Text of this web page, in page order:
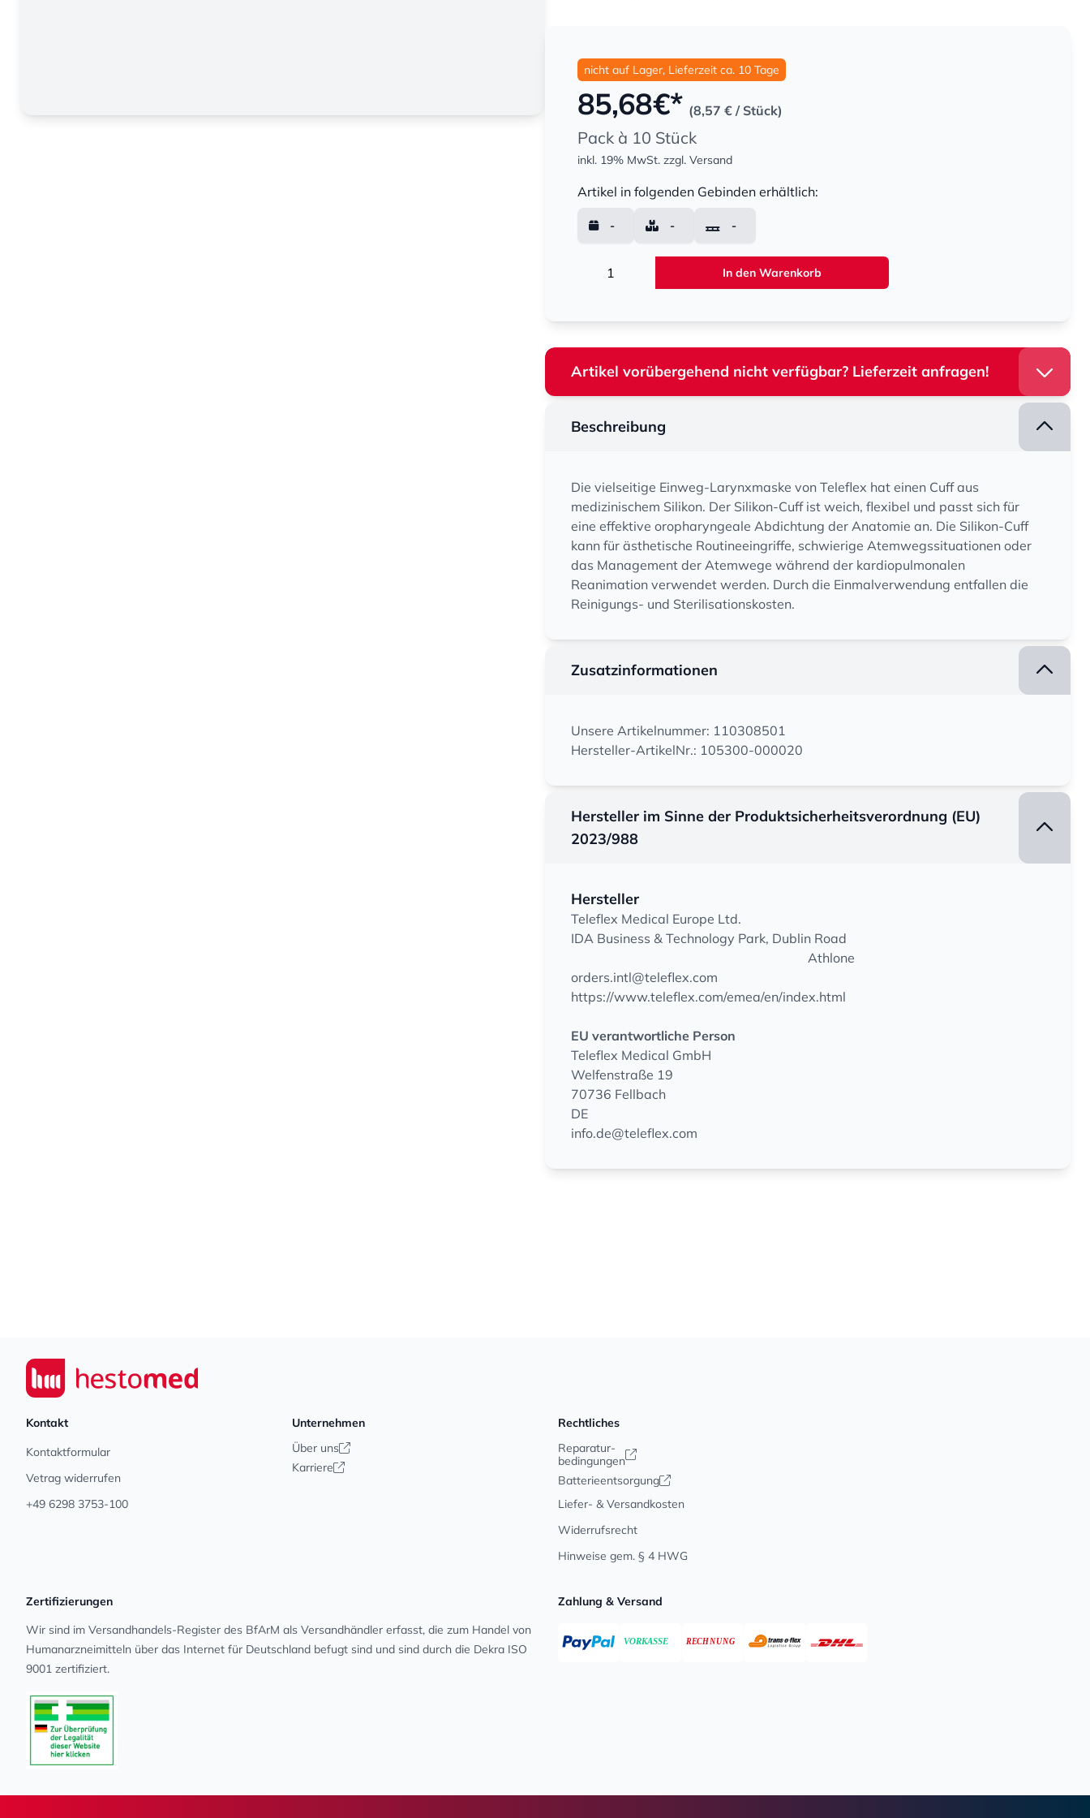
nicht auf Lager, Lieferzeit ca. 10 Tage
85,68€* (8,57 € / Stück)
Pack à 10 Stück
inkl. 19% MwSt. zzgl. Versand
Artikel in folgenden Gebinden erhältlich:
- - -
In den Warenkorb
Artikel vorübergehend nicht verfügbar? Lieferzeit anfragen!
Beschreibung
Die vielseitige Einweg-Larynxmaske von Teleflex hat einen Cuff aus
medizinischem Silikon. Der Silikon-Cuff ist weich, flexibel und passt sich für
eine effektive oropharyngeale Abdichtung der Anatomie an. Die Silikon-Cuff
kann für ästhetische Routineeingriffe, schwierige Atemwegssituationen oder
das Management der Atemwege während der kardiopulmonalen
Reanimation verwendet werden. Durch die Einmalverwendung entfallen die
Reinigungs- und Sterilisationskosten.
Zusatzinformationen
Unsere Artikelnummer: 110308501
Hersteller-ArtikelNr.: 105300-000020
Hersteller im Sinne der Produktsicherheitsverordnung (EU)
2023/988
Hersteller
Teleflex Medical Europe Ltd.
IDA Business & Technology Park, Dublin Road
Athlone
orders.intl@teleflex.com
https://www.teleflex.com/emea/en/index.html
EU verantwortliche Person
Teleflex Medical GmbH
Welfenstraße 19
70736 Fellbach
DE
info.de@teleflex.com
Seiwert GmbH
Kontakt
Kontaktformular
Vetrag widerrufen
+49 6298 3753-100
Unternehmen
Über uns
Karriere
Rechtliches
Reparatur-
bedingungen
Batterieentsorgung
Liefer- & Versandkosten
Widerrufsrecht
Hinweise gem. § 4 HWG
Zertifizierungen
Wir sind im Versandhandels-Register des BfArM als Versandhändler erfasst, die zum Handel von
Human­arz­nei­mit­teln über das Internet für Deutschland befugt sind und sind durch die Dekra ISO
9001 zertifiziert.
Zahlung & Versand